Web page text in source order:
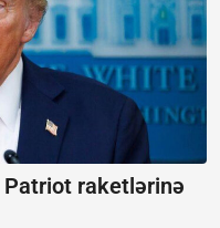
Patriot raketlərinə